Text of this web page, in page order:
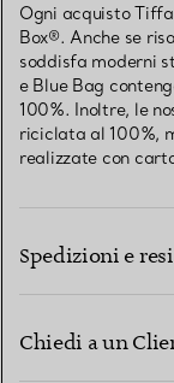
Ogni acquisto
Box®. Anche se
soddisfa moderni
e Blue Bag
100%. Inoltre, le
riciclata al 100%,
realizzate con
Spedizioni e
Chiedi a un